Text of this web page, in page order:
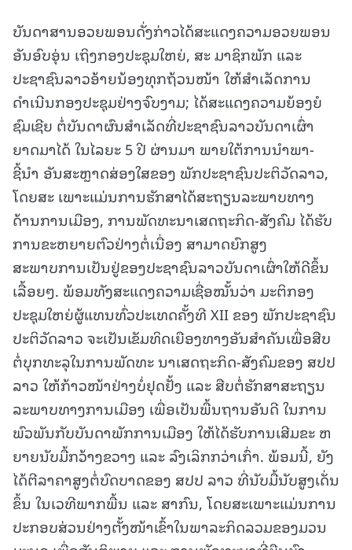
ບັນດາສານອວຍພອນດັ່ງກ່າວໄດ້ສະແດງຄວາມອວຍພອນ
ອັນອົບອຸ່ນ ເຖິງກອງປະຊຸມໃຫຍ່, ສະ ມາຊິກພັກ ແລະ
ປະຊາຊົນລາວອ້າຍນ້ອງທຸກຖ້ວນໜ້າ ໃຫ້ສຳເລັດການ
ດຳເນີນກອງປະຊຸມຢ່າງຈົບງາມ; ໄດ້ສະແດງຄວາມຍ້ອງຍໍ
ຊົມເຊີຍ ຕໍ່ບັນດາຜົນສຳເລັດທີ່ປະຊາຊົນລາວບັນດາເຜົ່າ
ຍາດມາໄດ້ ໃນໄລຍະ 5 ປີ ຜ່ານມາ ພາຍໃຕ້ການນຳພາ-
ຊີ້ນຳ ອັນສະຫຼາດສ່ອງໃສຂອງ ພັກປະຊາຊົນປະຕິວັດລາວ,
ໂດຍສະ ເພາະແມ່ນການຮັກສາໄດ້ສະຖຽນລະພາບທາງ
ດ້ານການເມືອງ, ການພັດທະນາເສດຖະກິດ-ສັງຄົມ ໄດ້ຮັບ
ການຂະຫຍາຍຕົວຢ່າງຕໍ່ເນື່ອງ ສາມາດຍົກສູງ
ສະພາບການເປັນຢູ່ຂອງປະຊາຊົນລາວບັນດາເຜົ່າໃຫ້ດີຂຶ້ນ
ເລື້ອຍໆ. ພ້ອມທັງສະແດງຄວາມເຊື່ອໝັ້ນວ່າ ມະຕິກອງ
ປະຊຸມໃຫຍ່ຜູ້ແທນທົ່ວປະເທດຄັ້ງທີ XII ຂອງ ພັກປະຊາຊົນ
ປະຕິວັດລາວ ຈະເປັນເຂັມທິດເຍືອງທາງອັນສຳຄັນເພື່ອສືບ
ຕໍ່ບຸກທະລຸໃນການພັດທະ ນາເສດຖະກິດ-ສັງຄົມຂອງ ສປປ
ລາວ ໃຫ້ກ້າວໜ້າຢ່າງບໍ່ຢຸດຢັ້ງ ແລະ ສືບຕໍ່ຮັກສາສະຖຽນ
ລະພາບທາງການເມືອງ ເພື່ອເປັນພື້ນຖານອັນດີ ໃນການ
ພົວພັນກັບບັນດາພັກການເມືອງ ໃຫ້ໄດ້ຮັບການເສີມຂະ ຫ
ຍາຍນັບມື້ກວ້າງຂວາງ ແລະ ລົງເລິກກວ່າເກົ່າ. ພ້ອມນີ້, ຍັງ
ໄດ້ຕີລາຄາສູງຕໍ່ບົດບາດຂອງ ສປປ ລາວ ທີ່ນັບມື້ນັບສູງເດັ່ນ
ຂຶ້ນ ໃນເວທີພາກພື້ນ ແລະ ສາກົນ, ໂດຍສະເພາະແມ່ນການ
ປະກອບສ່ວນຢ່າງຕັ້ງໜ້າເຂົ້າໃນພາລະກິດລວມຂອງມວນ